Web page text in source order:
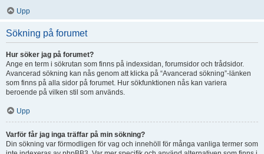
Upp
Sökning på forumet
Hur söker jag på forumet?
Ange en term i sökrutan som finns på indexsidan, forumsidor och trådsidor.
Avancerad sökning kan nås genom att klicka på “Avancerad sökning”-länken
som finns på alla sidor på forumet. Hur sökfunktionen nås kan variera
beroende på vilken stil som används.
Upp
Varför får jag inga träffar på min sökning?
Din sökning var förmodligen för vag och innehöll för många vanliga termer som